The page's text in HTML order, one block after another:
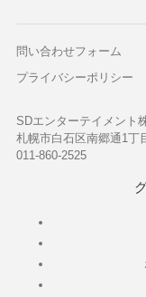
問い合わせフォーム
プライバシーポリシー
SDエンターテイメント
札幌市白石区南郷通1丁
011-860-2525